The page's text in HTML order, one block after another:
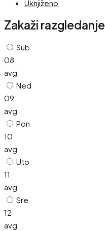
Uknjiženo
Zakaži razgledanje
Sub
08
avg
Ned
09
avg
Pon
10
avg
Uto
11
avg
Sre
12
avg